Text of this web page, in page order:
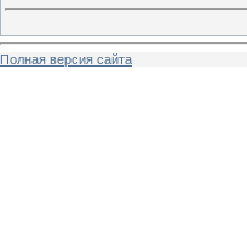
Полная версия сайта